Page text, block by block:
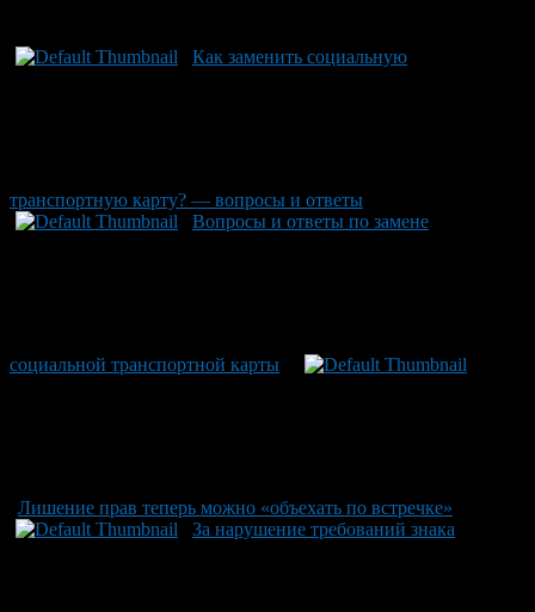
Как заменить социальную
транспортную карту? — вопросы и ответы
Вопросы и ответы по замене
социальной транспортной карты
Лишение прав теперь можно «объехать по встречке»
За нарушение требований знака